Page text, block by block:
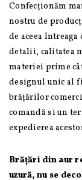
Confecționăm
nostru de
de aceea
detalii, calitatea
materiei prime
designul unic al
brățărilor
comandă si un
expedierea
Brățări din aur
uzură, nu se